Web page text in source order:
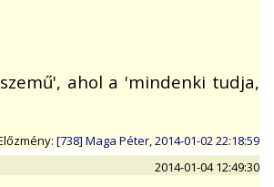
ahol a 'mindenki tudja,
[738] Maga Péter, 2014-01-02 22:18:59
2014-01-04 12:49:30